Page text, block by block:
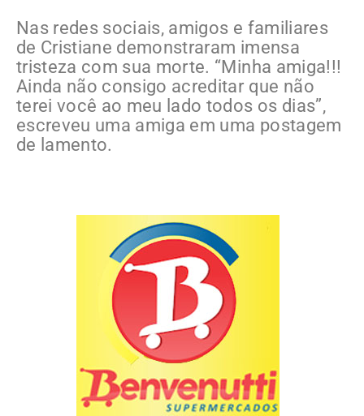
Nas redes sociais, amigos e familiares
de Cristiane demonstraram imensa
tristeza com sua morte. “Minha amiga!!!
Ainda não consigo acreditar que não
terei você ao meu lado todos os dias”,
escreveu uma amiga em uma postagem
de lamento.